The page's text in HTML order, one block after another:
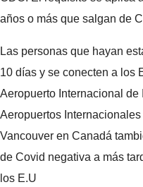
años o más que salgan de
Las personas que hayan
10 días y se conecten a los
Aeropuerto Internacional
Aeropuertos
Vancouver en Canadá
de Covid negativa a más
los E.U